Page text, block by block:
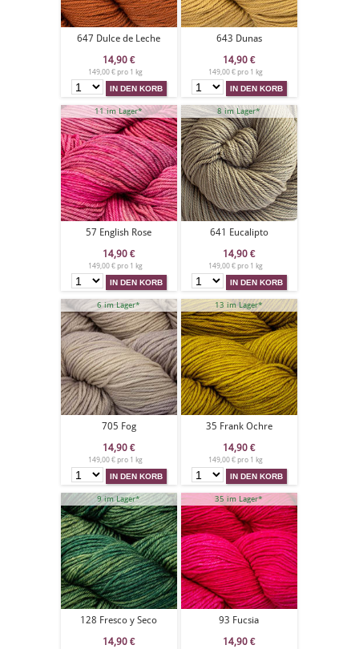
647 Dulce de Leche
14,90 €
149,00 € pro 1 kg
643 Dunas
14,90 €
149,00 € pro 1 kg
11 im Lager*
57 English Rose
14,90 €
149,00 € pro 1 kg
8 im Lager*
641 Eucalipto
14,90 €
149,00 € pro 1 kg
6 im Lager*
705 Fog
14,90 €
149,00 € pro 1 kg
13 im Lager*
35 Frank Ochre
14,90 €
149,00 € pro 1 kg
9 im Lager*
128 Fresco y Seco
14,90 €
35 im Lager*
93 Fucsia
14,90 €